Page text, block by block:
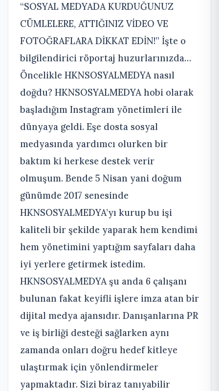
“SOSYAL MEDYADA KURDUĞUNUZ
CÜMLELERE, ATTIĞINIZ VİDEO VE
FOTOĞRAFLARA DİKKAT EDİN!” İşte o
bilgilendirici röportaj huzurlarınızda…
Öncelikle HKNSOSYALMEDYA nasıl
doğdu? HKNSOSYALMEDYA hobi olarak
başladığım Instagram yönetimleri ile
dünyaya geldi. Eşe dosta sosyal
medyasında yardımcı olurken bir
baktım ki herkese destek verir
olmuşum. Bende 5 Nisan yani doğum
günümde 2017 senesinde
HKNSOSYALMEDYA’yı kurup bu işi
kaliteli bir şekilde yaparak hem kendimi
hem yönetimini yaptığım sayfaları daha
iyi yerlere getirmek istedim.
HKNSOSYALMEDYA şu anda 6 çalışanı
bulunan fakat keyifli işlere imza atan bir
dijital medya ajansıdır. Danışanlarına PR
ve iş birliği desteği sağlarken aynı
zamanda onları doğru hedef kitleye
ulaştırmak için yönlendirmeler
yapmaktadır. Sizi biraz tanıyabilir